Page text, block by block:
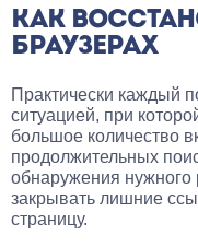
КАК
БРАУЗЕРАХ
Практически каждый
ситуацией, при
большое количество
продолжительных
обнаружения нужного
закрывать лишние
страницу.